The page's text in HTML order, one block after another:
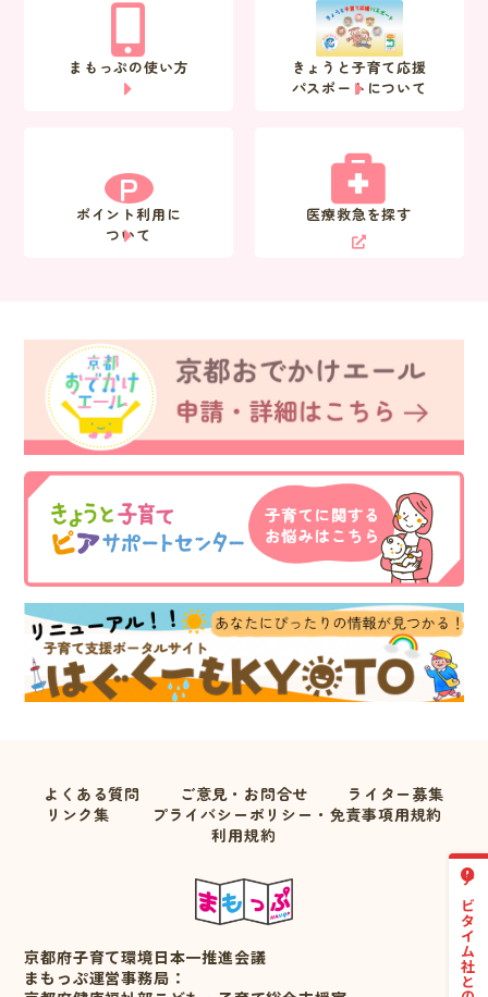
まもっぷの使い方
きょうと子育て応援
パスポートについて
P
ポイント利用に
ついて
医療救急を探す
よくある質問 ご意見・お問合せ
ライター募集
リンク集
プライバシーポリシー・免責事項用規約
利用規約
京都府子育て環境日本一推進会議
まもっぷ運営事務局：